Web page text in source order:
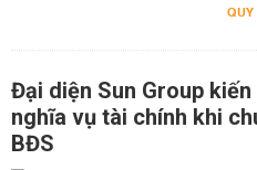
Đại diện Sun Group
nghĩa vụ tài chính khi
BĐS